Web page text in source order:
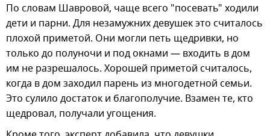
По словам Шавровой, чаще всего "посевать" ходили
дети и парни. Для незамужних девушек это считалось
плохой приметой. Они могли петь щедривки, но
только до полуночи и под окнами — входить в дом
им не разрешалось. Хорошей приметой считалось,
когда в дом заходил парень из многодетной семьи.
Это сулило достаток и благополучие. Взамен те, кто
щедровал, получали угощения.